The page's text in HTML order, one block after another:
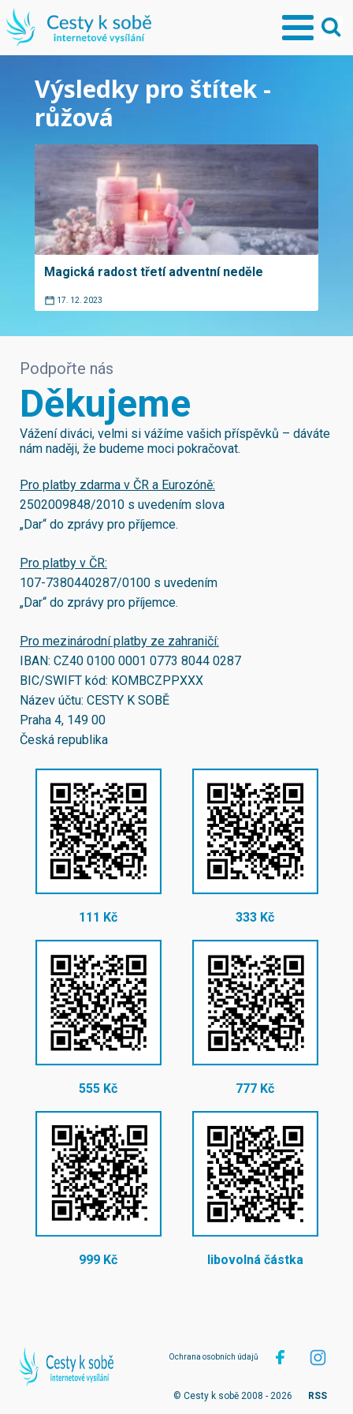
Výsledky pro štítek -
růžová
Magická radost třetí adventní neděle
17. 12. 2023
Podpořte nás
Děkujeme
Vážení diváci, velmi si vážíme vašich příspěvků – dáváte
nám naději, že budeme moci pokračovat.
Pro platby zdarma v ČR a Eurozóně:
2502009848/2010 s uvedením slova
„Dar“ do zprávy pro příjemce.
Pro platby v ČR:
107-7380440287/0100 s uvedením
„Dar“ do zprávy pro příjemce.
Pro mezinárodní platby ze zahraničí:
IBAN: CZ40 0100 0001 0773 8044 0287
BIC/SWIFT kód: KOMBCZPPXXX
Název účtu: CESTY K SOBĚ
Praha 4, 149 00
Česká republika
111 Kč 333 Kč
555 Kč 777 Kč
999 Kč libovolná částka
Ochrana osobních údajů
© Cesty k sobě 2008 - 2026 RSS